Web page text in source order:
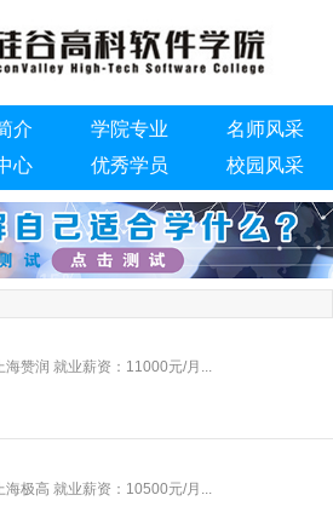
介 学院专业
名师风采
心 优秀学员
校园风采
海赞润 就业薪资：11000元/月...
极高 就业薪资：10500元/月...